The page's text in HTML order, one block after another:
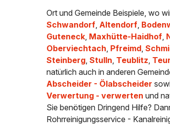
Ort und Gemeinde Beispiele, wo
Schwandorf,Altendorf,
Guteneck, Maxhütte-Haidhof,
Oberviechtach, Pfreimd,
Steinberg,Stulln, Teublitz,
natürlich auch in anderen
Abscheider - Ölabscheider
Verwertung - verwerten und
Sie benötigen Dringend Hilfe?
Rohrreinigungsservice -